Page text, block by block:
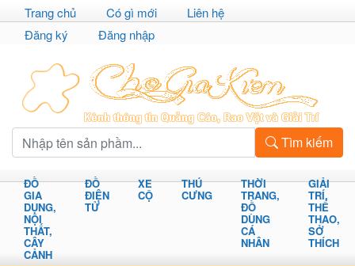
Trang chủ Có gì mới
Liên hệ
Đăng ký
Đăng nhập
Tìm kiếm
ĐỒ
GIA
DỤNG,
NỘI
THẤT,
CÂY
CẢNH
ĐỒ
ĐIỆN
TỬ
XE
CỘ
THÚ
CƯNG
THỜI
TRANG,
ĐỒ
DÙNG
CÁ
NHÂN
GIẢI
TRÍ,
THỂ
THAO,
SỞ
THÍCH